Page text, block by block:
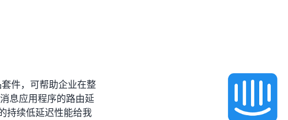
件，可帮助企业在整
息应用程序的路由延
持续低延迟性能给我